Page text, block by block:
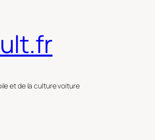
et de la culture voiture